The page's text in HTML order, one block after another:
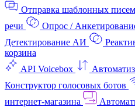
Отправка шаблонных
речи
Опрос /
Детектирование АИ
корзина
API Voicebox
Конструктор голосовых ботов
интернет‑магазина